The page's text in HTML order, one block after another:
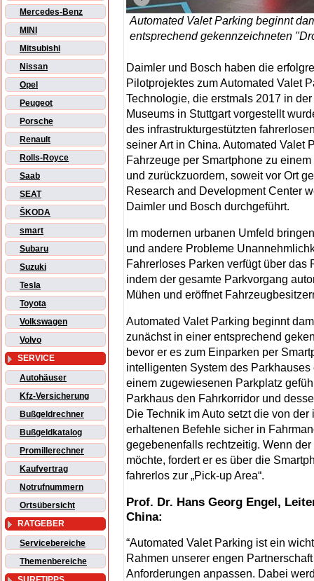
Mercedes-Benz
MINI
Mitsubishi
Nissan
Opel
Peugeot
Porsche
Renault
Rolls-Royce
Saab
SEAT
ŠKODA
smart
Subaru
Suzuki
Tesla
Toyota
Volkswagen
Volvo
SERVICE
Autohäuser
Kfz-Versicherung
Bußgeldrechner
Bußgeldkatalog
Promillerechner
Kaufvertrag
Notrufnummern
Ortsübersicht
RATGEBER
Servicebereiche
Themenbereiche
Automated Valet Parking beginnt
entsprechend gekennzeichneten
Daimler und Bosch haben die
Pilotprojektes zum Automated Valet
Technologie, die erstmals 2017 in
Museums in Stuttgart vorgestellt
des infrastrukturgestützten
seiner Art in China. Automated Valet
Fahrzeuge per Smartphone zu
und zurückzuordern, soweit vor Ort
Research and Development Center
Daimler und Bosch durchgeführt.
Im modernen urbanen Umfeld
und andere Probleme
Fahrerloses Parken verfügt über
indem der gesamte Parkvorgang
Mühen und eröffnet
Automated Valet Parking beginnt
zunächst in einer entsprechend
bevor er es zum Einparken per
intelligenten System des
einem zugewiesenen Parkplatz
Parkhaus den Fahrkorridor und
Die Technik im Auto setzt die von
erhaltenen Befehle sicher in
gegebenenfalls rechtzeitig. Wenn
möchte, fordert er es über die
fahrerlos zur „Pick-up Area“.
Prof. Dr. Hans Georg Engel,
China:
“Automated Valet Parking ist ein
Rahmen unserer engen
Anforderungen anpassen. Dabei